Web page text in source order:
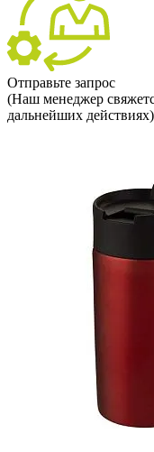
Отправьте запрос
(Наш менеджер
дальнейших действиях)